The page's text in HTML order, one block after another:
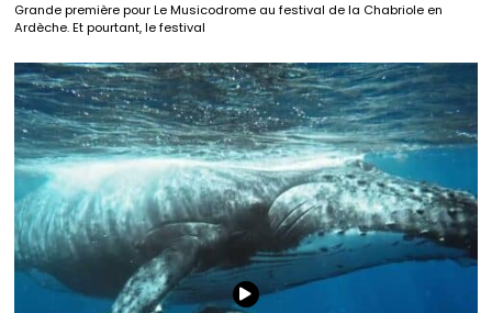
Grande première pour Le Musicodrome au festival de la Chabriole en
Ardèche. Et pourtant, le festival